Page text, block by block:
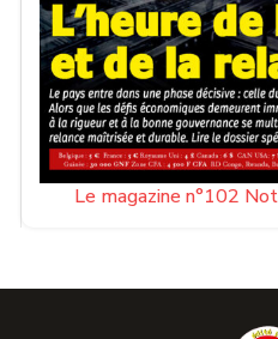
Le magazine n°102